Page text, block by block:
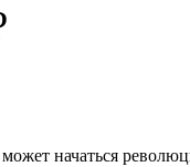
начаться